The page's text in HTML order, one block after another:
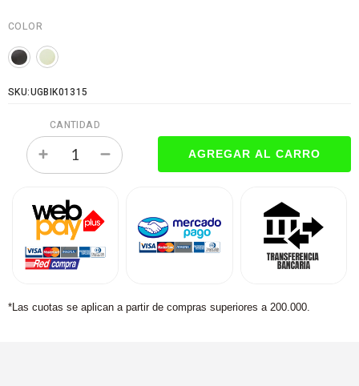
COLOR
SKU:UGBIK01315
CANTIDAD
*Las cuotas se aplican a partir de compras superiores a 200.000.